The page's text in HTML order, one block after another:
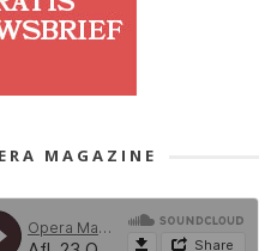
MAGAZINE